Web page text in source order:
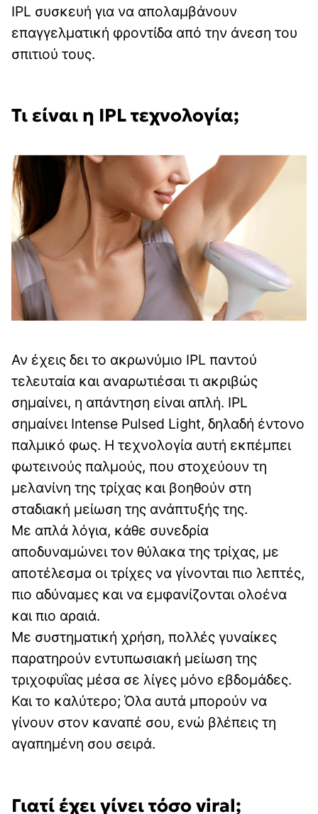
IPL συσκευή για να απολαμβάνουν
επαγγελματική φροντίδα από την άνεση του
σπιτιού τους.
Τι είναι η IPL τεχνολογία;
Αν έχεις δει το ακρωνύμιο IPL παντού
τελευταία και αναρωτιέσαι τι ακριβώς
σημαίνει, η απάντηση είναι απλή. IPL
σημαίνει Intense Pulsed Light, δηλαδή έντονο
παλμικό φως. Η τεχνολογία αυτή εκπέμπει
φωτεινούς παλμούς, που στοχεύουν τη
μελανίνη της τρίχας και βοηθούν στη
σταδιακή μείωση της ανάπτυξής της.
Με απλά λόγια, κάθε συνεδρία
αποδυναμώνει τον θύλακα της τρίχας, με
αποτέλεσμα οι τρίχες να γίνονται πιο λεπτές,
πιο αδύναμες και να εμφανίζονται ολοένα
και πιο αραιά.
Με συστηματική χρήση, πολλές γυναίκες
παρατηρούν εντυπωσιακή μείωση της
τριχοφυΐας μέσα σε λίγες μόνο εβδομάδες.
Και το καλύτερο; Όλα αυτά μπορούν να
γίνουν στον καναπέ σου, ενώ βλέπεις τη
αγαπημένη σου σειρά.
Γιατί έχει γίνει τόσο viral;